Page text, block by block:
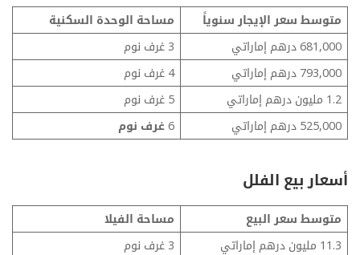
متوسط ​​سعر الإيجار سنوياً
مساحة الوحدة السكنية
681,000 درهم إماراتي
3 غرف نوم
793,000 درهم إماراتي
4 غرف نوم
1.2 مليون درهم إماراتي
5 غرف نوم
525,000 درهم إماراتي
6 غرف نوم
أسعار بيع الفلل
متوسط ​​سعر البيع
مساحة الفيلا
11.3 مليون درهم إماراتي
3 غرف نوم